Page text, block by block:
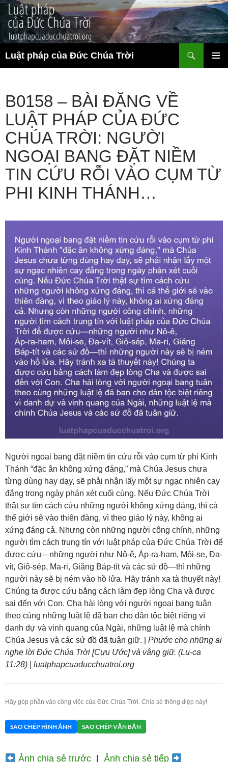
Chuyển
đến
nội
dung
Luật pháp của Đức Chúa Trời
kiếm
B0158 – BÀI ĐĂNG VỀ
LUẬT PHÁP CỦA ĐỨC
CHÚA TRỜI: NGƯỜI
NGOẠI BANG ĐẶT NIỀM
TIN CỨU RỖI VÀO CỤM TỪ
PHI KINH THÁNH…
Người ngoại bang đặt niềm tin cứu rỗi vào cụm từ phi Kinh
Thánh “đặc ân không xứng đáng,” mà Chúa Jesus chưa
từng dùng hay dạy, sẽ phải nhận lấy một sự ngạc nhiên cay
đắng trong ngày phán xét cuối cùng. Nếu Đức Chúa Trời
thật sự tìm cách cứu những người không xứng đáng, thì cả
thế giới sẽ vào thiên đàng, vì theo giáo lý này, không ai
xứng đáng cả. Nhưng còn những người công chính, những
người tìm cách trung tín với luật pháp của Đức Chúa Trời để
được cứu—những người như Nô-ê, Áp-ra-ham, Môi-se, Đa-
vít, Giô-sép, Ma-ri, Giăng Báp-tít và các sứ đồ—thì những
người này sẽ bị ném vào hồ lửa. Hãy tránh xa tà thuyết này!
Chúng ta được cứu bằng cách làm đẹp lòng Cha và được
sai đến với Con. Cha hài lòng với người ngoại bang tuân
theo cùng những luật lệ đã ban cho dân tộc biệt riêng vì
danh dự và vinh quang của Ngài, những luật lệ mà chính
Chúa Jesus và các sứ đồ đã tuân giữ. | Phước cho những ai
nghe lời Đức Chúa Trời [Cựu Ước] và vâng giữ. (Lu-ca
11:28) | luatphapcuaducchuatroi.org
Hãy góp phần vào công việc của Đức Chúa Trời. Chia sẻ thông điệp này!
SAO CHÉP HÌNH ẢNH SAO CHÉP VĂN BẢN
Ảnh chia sẻ trước| Ảnh chia sẻ tiếp